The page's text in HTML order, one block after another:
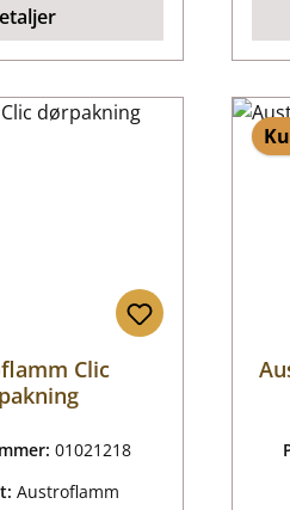
Clic
01021218
Austroflamm